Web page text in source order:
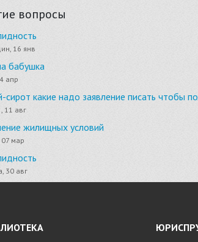
вопросы
16 янв
бабушка
апр
сирот какие надо заявление писать чтобы
11 авг
жилищных условий
07 мар
30 авг